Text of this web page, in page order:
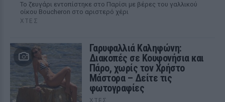
Το ζευγάρι εντοπίστηκε στο Παρίσι με βέρες του γαλλικού
οίκου Boucheron στο αριστερό χέρι
ΧΤΕΣ
Γαρυφαλλιά Καληφώνη:
Διακοπές σε Κουφονήσια και
Πάρο, χωρίς τον Χρήστο
Μάστορα – Δείτε τις
φωτογραφίες
ΧΤΕΣ